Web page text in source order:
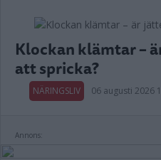
Klockan klämtar –
att spricka?
NÄRINGSLIV 06 augusti 2026
Annons: